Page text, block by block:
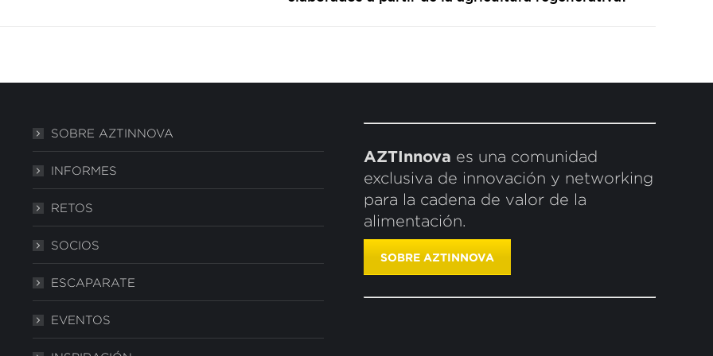
SOBRE AZTINNOVA
INFORMES
RETOS
SOCIOS
ESCAPARATE
EVENTOS
AZTInnova es una comunidad
exclusiva de innovación y networking
para la cadena de valor de la
alimentación.
SOBRE AZTINNOVA